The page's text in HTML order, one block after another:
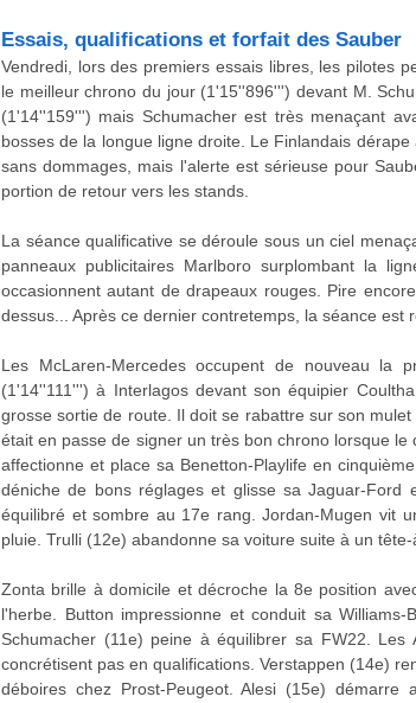
Essais, qualifications et forfait des Sauber
Vendredi, lors des premiers essais libres, les pilotes
le meilleur chrono du jour (1'15''896''') devant M.
(1'14''159''') mais Schumacher est très menaçant
bosses de la longue ligne droite. Le Finlandais
sans dommages, mais l'alerte est sérieuse pour
portion de retour vers les stands.
La séance qualificative se déroule sous un ciel
panneaux publicitaires Marlboro surplombant la
occasionnent autant de drapeaux rouges. Pire
dessus... Après ce dernier contretemps, la séance est
Les McLaren-Mercedes occupent de nouveau la
(1'14''111''') à Interlagos devant son équipier
grosse sortie de route. Il doit se rabattre sur son
était en passe de signer un très bon chrono lorsque
affectionne et place sa Benetton-Playlife en
déniche de bons réglages et glisse sa Jaguar-Ford
équilibré et sombre au 17e rang. Jordan-Mugen vit
pluie. Trulli (12e) abandonne sa voiture suite à un
Zonta brille à domicile et décroche la 8e position
l'herbe. Button impressionne et conduit sa
Schumacher (11e) peine à équilibrer sa FW22.
concrétisent pas en qualifications. Verstappen (14e)
déboires chez Prost-Peugeot. Alesi (15e)